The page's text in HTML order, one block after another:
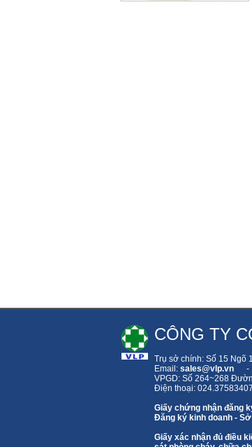
CÔNG TY
Trụ sở chính: Số 15 Ngõ
Email: sales@vlp.vn -
VPGD: Số 264~268
Điện thoại:
Giấy chứng nhận đăng
Đăng ký kinh doanh -
Giấy xác nhận đủ điều